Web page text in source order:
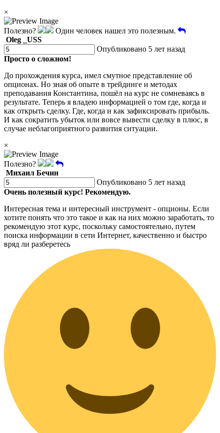
×
Полезно?
Один человек нашел это полезным.
Oleg _USS
Опубликовано 5 лет назад
Просто о сложном!
До прохождения курса, имел смутное представление об
опционах. Но зная об опыте в трейдинге и методах
преподавания Константина, пошёл на курс не сомневаясь в
результате. Теперь я владею информацией о том где, когда и
как открыть сделку. Где, когда и как зафиксировать прибыль.
И как сократить убыток или вовсе вывести сделку в плюс, в
случае неблагоприятного развития ситуации.
×
Полезно?
Михаил Бечин
Опубликовано 5 лет назад
Очень полезный курс! Рекомендую.
Интересная тема и интересный инструмент - опционы. Если
хотите понять что это такое и как на них можно заработать, то
рекомендую этот курс, поскольку самостоятельно, путем
поиска информации в сети Интернет, качественно и быстро
вряд ли разберетесь